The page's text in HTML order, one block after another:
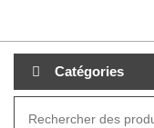
au
contenuCatégories